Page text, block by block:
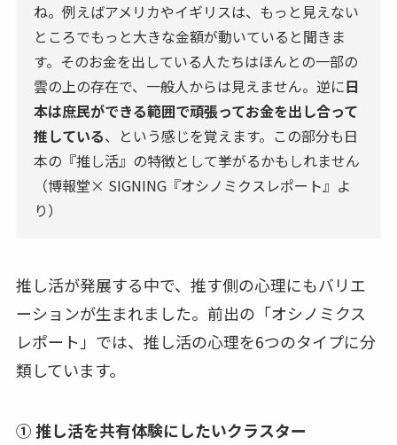
ね。例えばアメリカやイギリスは、もっと見えない
ところでもっと大きな金額が動いていると聞きま
す。そのお金を出している人たちはほんとの一部の
雲の上の存在で、一般人からは見えません。逆に日
本は庶民ができる範囲で頑張ってお金を出し合って
推している、という感じを覚えます。この部分も日
本の『推し活』の特徴として挙がるかもしれません
（博報堂× SIGNING『オシノミクスレポート』よ
り）
推し活が発展する中で、推す側の心理にもバリエ
ーションが生まれました。前出の「オシノミクス
レポート」では、推し活の心理を6つのタイプに分
類しています。
① 推し活を共有体験にしたいクラスター